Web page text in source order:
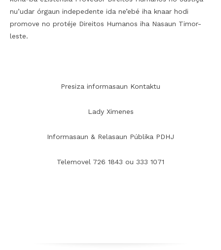
nu’udar órgaun indepedente ida ne’ebé iha knaar hodi
promove no protéje Direitos Humanos iha Nasaun Timor-
leste.
Presiza informasaun Kontaktu
Lady Ximenes
Informasaun & Relasaun Públika PDHJ
Telemovel 726 1843 ou 333 1071